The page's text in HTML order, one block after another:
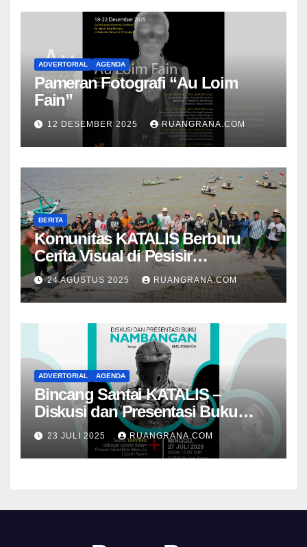
ADVERTORIAL AGENDA
Pameran Fotografi “Au Loim
Fain”
12 DESEMBER 2025 RUANGRANA.COM
BERITA
Komunitas KATALIS Berburu
Cerita Visual di Pesisir
Nambangan
24 AGUSTUS 2025 RUANGRANA.COM
ADVERTORIAL AGENDA
Bincang Santai KATALIS –
Diskusi dan Presentasi Buku
Foto Nambangan
23 JULI 2025 RUANGRANA.COM